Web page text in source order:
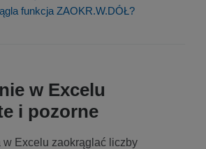
funkcja ZAOKR.W.DÓŁ?
w Excelu
i pozorne
w Excelu zaokrąglać liczby